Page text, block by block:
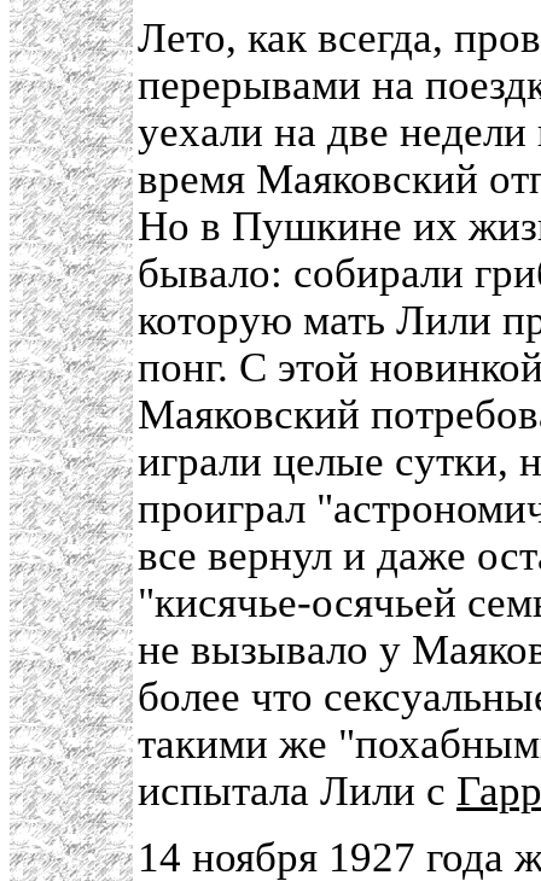
Лето, как всегда,
перерывами на
уехали на две недели
время Маяковский
Но в Пушкине их
бывало: собирали
которую мать Лили
понг. С этой
Маяковский
играли целые сутки,
проиграл
все вернул и даже
"кисячье-осячьей
не вызывало у
более что
такими же
испытала Лили с
14 ноября 1927 года